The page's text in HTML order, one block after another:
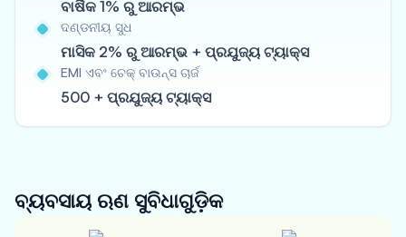
ବାର୍ଷିକ 1% ରୁ ଆରମ୍ଭ
ଦଣ୍ଡନୀୟ ସୁଧ
ମାସିକ 2% ରୁ ଆରମ୍ଭ + ପ୍ରଯୁଜ୍ୟ ଟ୍ୟାକ୍ସ
EMI ଏବଂ ଚେକ୍ ବାଉନ୍ସ ଚାର୍ଜ
500 + ପ୍ରଯୁଜ୍ୟ ଟ୍ୟାକ୍ସ
ବ୍ୟବସାୟ ଋଣ ସୁବିଧାଗୁଡ଼ିକ